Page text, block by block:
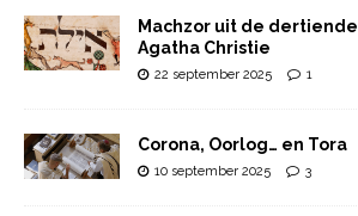
Machzor uit de
Agatha Christie
22 september 2025 1
Corona, Oorlog… en Tora
10 september 2025 3